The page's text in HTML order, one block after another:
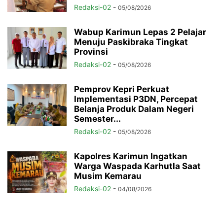
Redaksi-02 - 05/08/2026
Wabup Karimun Lepas 2 Pelajar
Menuju Paskibraka Tingkat
Provinsi
Redaksi-02 - 05/08/2026
Pemprov Kepri Perkuat
Implementasi P3DN, Percepat
Belanja Produk Dalam Negeri
Semester...
Redaksi-02 - 05/08/2026
Kapolres Karimun Ingatkan
Warga Waspada Karhutla Saat
Musim Kemarau
Redaksi-02 - 04/08/2026